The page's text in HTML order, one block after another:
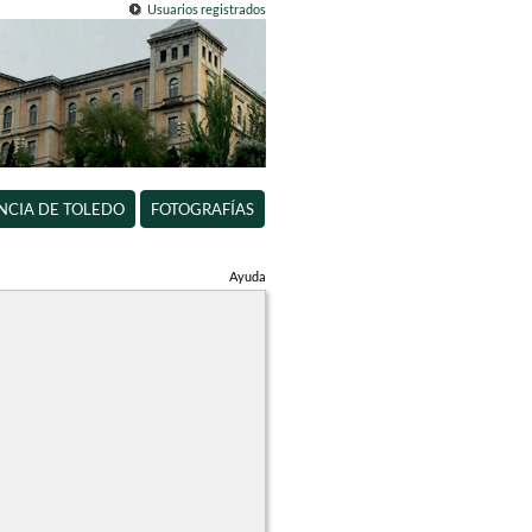
Usuarios registrados
DE TOLEDO FOTOGRAFÍAS
Ayuda